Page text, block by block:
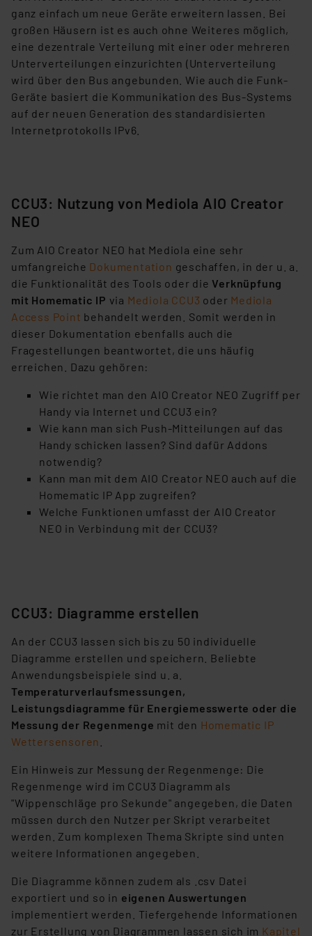
ganz einfach um neue Geräte erweitern lassen. Bei
großen Häusern ist es auch ohne Weiteres möglich,
eine dezentrale Verteilung mit einer oder mehreren
Unterverteilungen einzurichten (Unterverteilung
wird über den Bus angebunden. Wie auch die Funk-
Geräte basiert die Kommunikation des Bus-Systems
auf der neuen Generation des standardisierten
Internetprotokolls IPv6.
CCU3: Nutzung von Mediola AIO Creator
NEO
Zum AIO Creator NEO hat Mediola eine sehr
umfangreiche Dokumentation geschaffen, in der u. a.
die Funktionalität des Tools oder die Verknüpfung
mit Homematic IP via Mediola CCU3 oder Mediola
Access Point behandelt werden. Somit werden in
dieser Dokumentation ebenfalls auch die
Fragestellungen beantwortet, die uns häufig
erreichen. Dazu gehören:
Wie richtet man den AIO Creator NEO Zugriff per
Handy via Internet und CCU3 ein?
Wie kann man sich Push-Mitteilungen auf das
Handy schicken lassen? Sind dafür Addons
notwendig?
Kann man mit dem AIO Creator NEO auch auf die
Homematic IP App zugreifen?
Welche Funktionen umfasst der AIO Creator
NEO in Verbindung mit der CCU3?
CCU3: Diagramme erstellen
An der CCU3 lassen sich bis zu 50 individuelle
Diagramme erstellen und speichern. Beliebte
Anwendungsbeispiele sind u. a.
Temperaturverlaufsmessungen,
Leistungsdiagramme für Energiemesswerte oder die
Messung der Regenmenge mit den Homematic IP
Wettersensoren
Ein Hinweis zur Messung der Regenmenge: Die
Regenmenge wird im CCU3 Diagramm als
"Wippenschläge pro Sekunde" angegeben, die Daten
müssen durch den Nutzer per Skript verarbeitet
werden. Zum komplexen Thema Skripte sind unten
weitere Informationen angegeben.
Die Diagramme können zudem als .csv Datei
exportiert und so in eigenen Auswertungen
implementiert werden. Tiefergehende Informationen
zur Erstellung von Diagrammen lassen sich im Kapitel